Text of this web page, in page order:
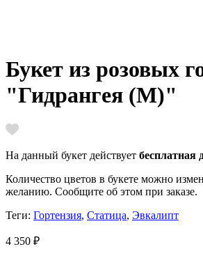
Букет из розовых
"Гидрангея (M)"
На данный букет действует бесплатная
Количество цветов в букете можно
желанию. Сообщите об этом при заказе.
Теги: Гортензия, Статица, Эвкалипт
4 350 ₽